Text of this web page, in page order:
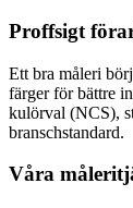
Proffsigt
Ett bra måleri
färger för bättre
kulörval (NCS),
branschstandard.
Våra